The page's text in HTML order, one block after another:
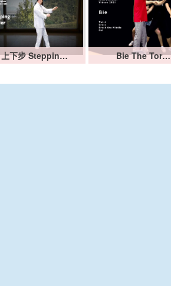
上下步 Steppin… Bie The Tor…